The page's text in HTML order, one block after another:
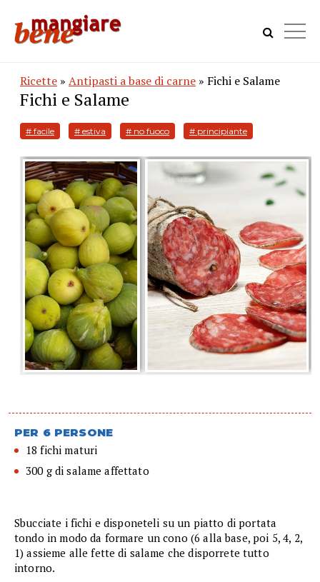
Ricette » Antipasti a base di carne » Fichi e Salame
Fichi e Salame
# facile # estiva # no fuoco # principiante
PER 6 PERSONE
18 fichi maturi
300 g di salame affettato
Sbucciate i fichi e disponeteli su un piatto di portata
tondo in modo da formare un cono (6 alla base, poi 5, 4, 2,
1) assieme alle fette di salame che disporrete tutto
intorno.